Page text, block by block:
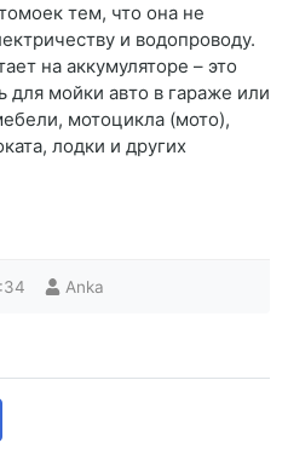
тем, что она не
и водопроводу.
на аккумуляторе – это
для мойки авто в гараже или
мотоцикла (мото),
лодки и других
Anka